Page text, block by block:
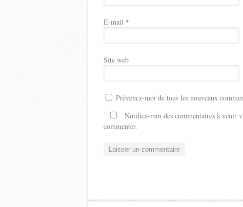
E-mail *
Site web
Prévenez-moi de tous les nouveaux
Notifiez-moi des commentaires à venir
commenter.